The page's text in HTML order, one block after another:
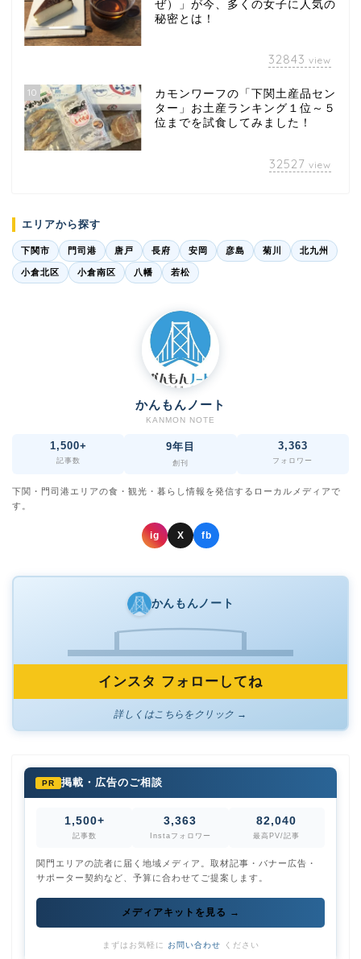
ぜ）」が今、多くの女子に人気の
秘密とは！
32843 view
10
カモンワーフの「下関土産品セン
ター」お土産ランキング１位～５
位までを試食してみました！
32527 view
エリアから探す
下関市 門司港 唐戸 長府 安岡 彦島 菊川 北九州
小倉北区 小倉南区 八幡 若松
かんもんノート
KANMON NOTE
1,500+
記事数
9年目
創刊
3,363
フォロワー
下関・門司港エリアの食・観光・暮らし情報を発信するローカルメディアで
す。
ig X fb
かんもんノート
インスタ フォローしてね
詳しくはこちらをクリック →
PR 掲載・広告のご相談
1,500+
記事数
3,363
Instaフォロワー
82,040
最高PV/記事
関門エリアの読者に届く地域メディア。取材記事・バナー広告・
サポーター契約など、予算に合わせてご提案します。
メディアキットを見る →
まずはお気軽に お問い合わせ ください